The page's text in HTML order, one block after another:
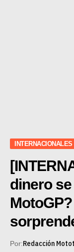
INTERNACIONALES
dinero
Por:Redacción